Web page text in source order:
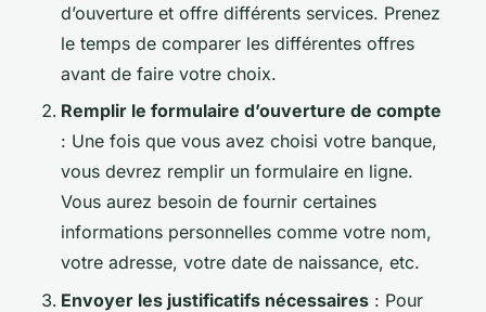
d’ouverture et offre différents services. Prenez
le temps de comparer les différentes offres
avant de faire votre choix.
Remplir le formulaire d’ouverture de compte
: Une fois que vous avez choisi votre banque,
vous devrez remplir un formulaire en ligne.
Vous aurez besoin de fournir certaines
informations personnelles comme votre nom,
votre adresse, votre date de naissance, etc.
Envoyer les justificatifs nécessaires : Pour